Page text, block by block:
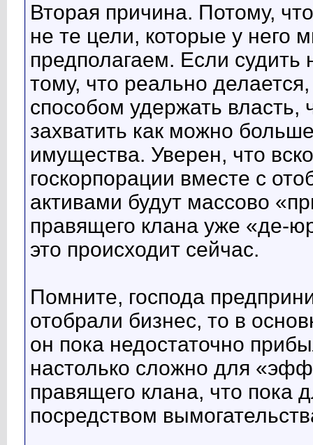
Вторая причина. Потому,
не те цели, которые у него
предполагаем. Если судить
тому, что реально
способом удержать
захватить как можно
имущества. Уверен, что
госкорпорации вместе с
активами будут массово
правящего клана уже «де-
это происходит сейчас.
Помните, господа
отобрали бизнес, то в
он пока недостаточно
настолько сложно для
правящего клана, что пока
посредством